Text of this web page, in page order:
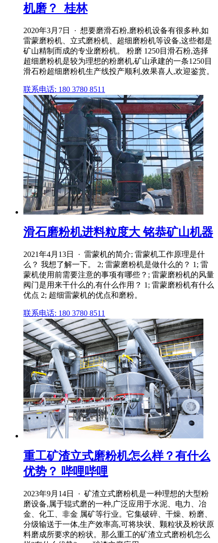
机磨？_桂林
2020年3月7日 · 想要磨滑石粉,磨粉机设备有很多种,如
雷蒙磨粉机、立式磨粉机、超细磨粉机等设备,这些都是
矿山精制而成的专业磨粉机。 粉磨 1250目滑石粉,选择
超细磨粉机是较为理想的粉磨机,矿山承建的一条1250目
滑石粉超细磨粉机生产线投产顺利,效果喜人,欢迎鉴赏。
联系电话: 180 3780 8511
滑石磨粉机进料粒度大 铭恭矿山机器
2021年4月13日 · 雷蒙机的简介; 雷蒙机工作原理是什
么？ 我想了解一下。 2; 雷蒙磨粉机是做什么的？ 1; 雷
蒙机使用前需要注意的事项有哪些？; 雷蒙磨粉机的风量
阀门是用来干什么的,有什么作用？ 1; 雷蒙磨粉机有什么
优点 2; 超细雷蒙机的优点和磨粉。
联系电话: 180 3780 8511
重工矿渣立式磨粉机怎么样？有什么
优势？ 哔哩哔哩
2023年9月14日 · 矿渣立式磨粉机是一种理想的大型粉
磨设备,属于辊式磨的一种,广泛应用于水泥、电力、冶
金、化工、非金 属矿等行业。它集破碎、干燥、粉磨、
分级输送于一体,生产效率高,可将块状、颗粒状及粉状原
料磨成所要求的粉状。那么重工的矿渣立式磨粉机怎么